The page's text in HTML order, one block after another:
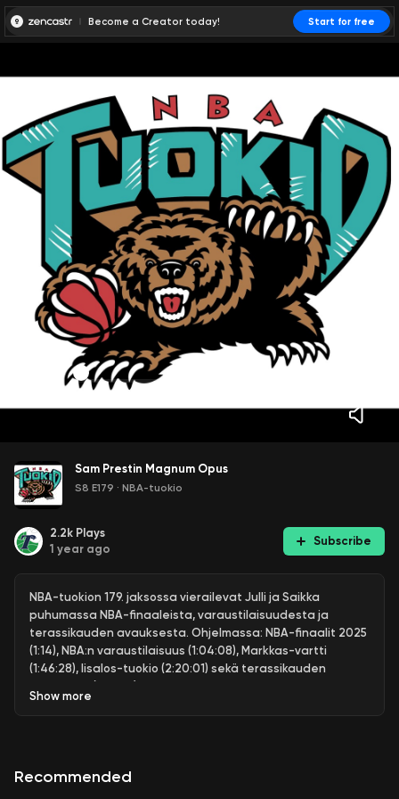
Become a Creator today! Start for free
Sam Prestin Magnum Opus
S8 E179 · NBA-tuokio
2.2k Plays
1 year ago
Subscribe
NBA-tuokion 179. jaksossa vierailevat Julli ja Saikka
puhumassa NBA-finaaleista, varaustilaisuudesta ja
terassikauden avauksesta. Ohjelmassa: NBA-finaalit 2025
(1:14), NBA:n varaustilaisuus (1:04:08), Markkas-vartti
(1:46:28), Iisalos-tuokio (2:20:01) sekä terassikauden
Show more
Recommended